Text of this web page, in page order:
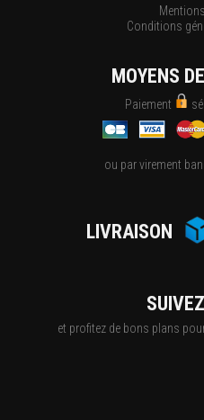
Conditions
MOYENS
Paiement
ou par virement
LIVRAISON
et profitez de bons plans